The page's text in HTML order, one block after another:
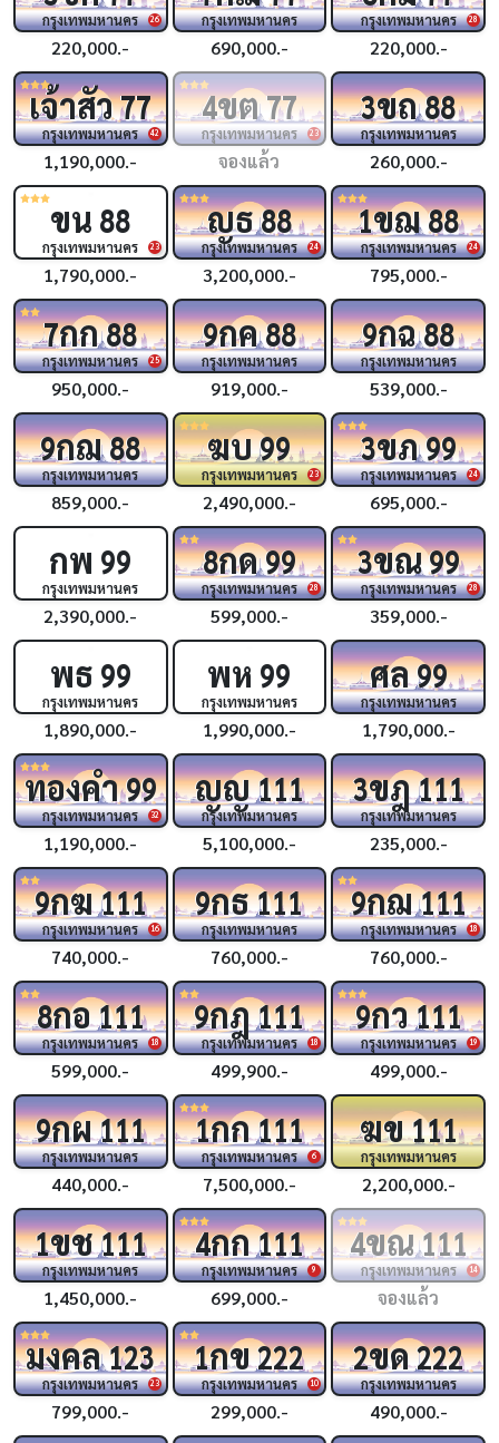
26
กรุงเทพมหานคร
220,000.-
กรุงเทพมหานคร
690,000.-
28
กรุงเทพมหานคร
220,000.-
42
เจ้าสัว77
กรุงเทพมหานคร
1,190,000.-
23
4ขต77
กรุงเทพมหานคร
จองแล้ว
3ขถ88
กรุงเทพมหานคร
260,000.-
23
ขน 88
กรุงเทพมหานคร
1,790,000.-
24
ญธ88
กรุงเทพมหานคร
3,200,000.-
24
1ขฌ88
กรุงเทพมหานคร
795,000.-
25
7กก88
กรุงเทพมหานคร
950,000.-
9กค88
กรุงเทพมหานคร
919,000.-
9กฉ88
กรุงเทพมหานคร
539,000.-
9กฌ88
กรุงเทพมหานคร
859,000.-
23
ฆบ99
กรุงเทพมหานคร
2,490,000.-
24
3ขภ99
กรุงเทพมหานคร
695,000.-
กพ 99
กรุงเทพมหานคร
2,390,000.-
28
8กด99
กรุงเทพมหานคร
599,000.-
28
3ขณ99
กรุงเทพมหานคร
359,000.-
พธ 99
กรุงเทพมหานคร
1,890,000.-
พห 99
กรุงเทพมหานคร
1,990,000.-
ศล99
กรุงเทพมหานคร
1,790,000.-
32
ทองคำ99
กรุงเทพมหานคร
1,190,000.-
ญญ111
กรุงเทพมหานคร
5,100,000.-
3ขฎ111
กรุงเทพมหานคร
235,000.-
16
9กฆ111
กรุงเทพมหานคร
740,000.-
9กธ111
กรุงเทพมหานคร
760,000.-
18
9กฌ111
กรุงเทพมหานคร
760,000.-
18
8กอ111
กรุงเทพมหานคร
599,000.-
18
9กฎ111
กรุงเทพมหานคร
499,900.-
19
9กว111
กรุงเทพมหานคร
499,000.-
9กผ111
กรุงเทพมหานคร
440,000.-
6
1กก111
กรุงเทพมหานคร
7,500,000.-
ฆข111
กรุงเทพมหานคร
2,200,000.-
1ขช111
กรุงเทพมหานคร
1,450,000.-
9
4กก111
กรุงเทพมหานคร
699,000.-
14
4ขณ111
กรุงเทพมหานคร
จองแล้ว
23
มงคล123
กรุงเทพมหานคร
799,000.-
10
1กข222
กรุงเทพมหานคร
299,000.-
2ขด222
กรุงเทพมหานคร
490,000.-